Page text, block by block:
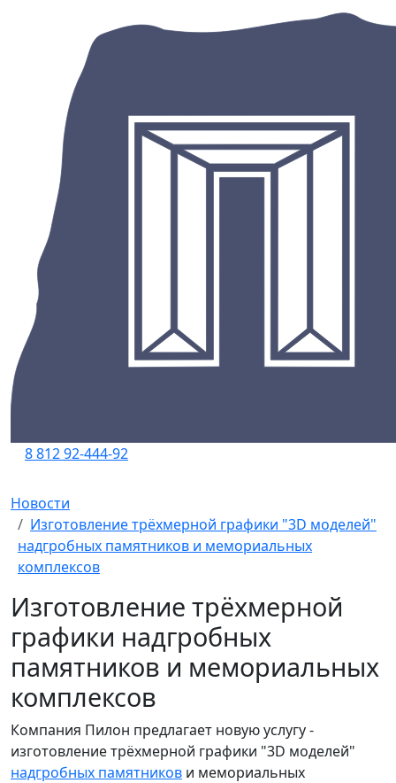
8 812 92-444-92
Новости
Изготовление трёхмерной графики "3D моделей"
надгробных памятников и мемориальных
комплексов
Изготовление трёхмерной
графики надгробных
памятников и мемориальных
комплексов
Компания Пилон предлагает новую услугу -
изготовление трёхмерной графики "3D моделей"
надгробных памятников и мемориальных